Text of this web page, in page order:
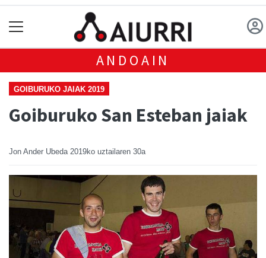
ANDOAIN
GOIBURUKO JAIAK 2019
Goiburuko San Esteban jaiak
Jon Ander Ubeda 2019ko uztailaren 30a